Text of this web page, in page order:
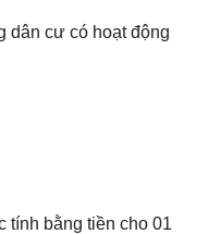
dân cư có hoạt động
tính bằng tiền cho 01